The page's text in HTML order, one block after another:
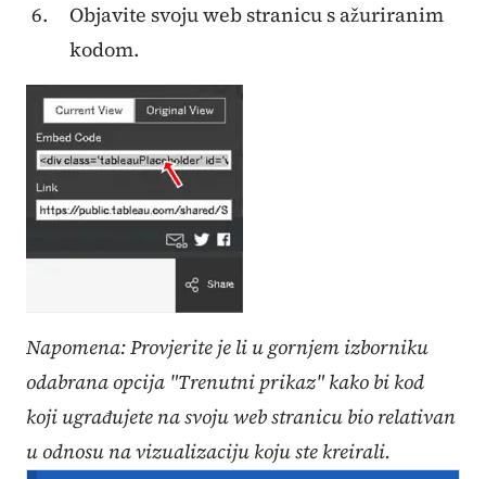
Objavite svoju web stranicu s ažuriranim
kodom.
Napomena: Provjerite je li u gornjem izborniku
odabrana opcija "Trenutni prikaz" kako bi kod
koji ugrađujete na svoju web stranicu bio relativan
u odnosu na vizualizaciju koju ste kreirali.